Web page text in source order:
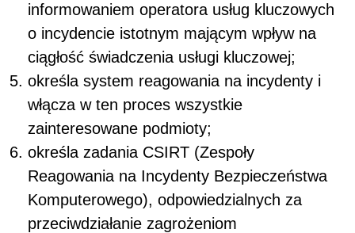
informowaniem operatora usług kluczowych
o incydencie istotnym mającym wpływ na
ciągłość świadczenia usługi kluczowej;
określa system reagowania na incydenty i
włącza w ten proces wszystkie
zainteresowane podmioty;
określa zadania CSIRT (Zespoły
Reagowania na Incydenty Bezpieczeństwa
Komputerowego), odpowiedzialnych za
przeciwdziałanie zagrożeniom